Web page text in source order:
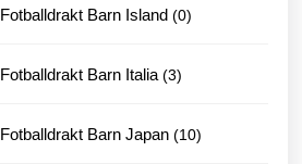
Fotballdrakt Barn Island 00
Fotballdrakt Barn Italia 33
Fotballdrakt Barn Japan 1010